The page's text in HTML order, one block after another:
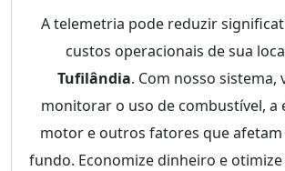
A telemetria pode reduzir
custos operacionais de sua
Tufilândia. Com nosso sistema,
monitorar o uso de combustível, a
motor e outros fatores que afetam
fundo. Economize dinheiro e